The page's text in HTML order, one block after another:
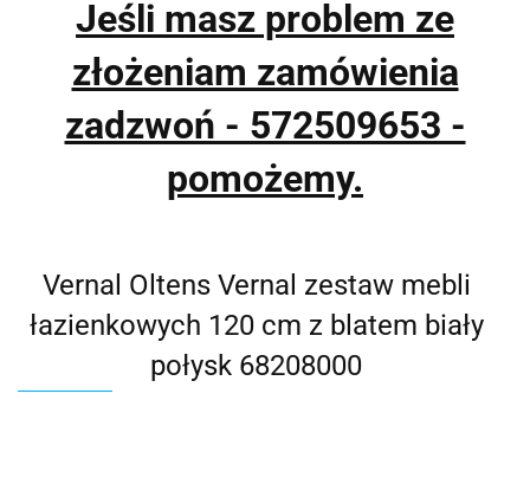
Jeśli masz problem ze
złożeniam zamówienia
zadzwoń - 572509653 -
pomożemy.
Vernal Oltens Vernal zestaw mebli
łazienkowych 120 cm z blatem biały
połysk 68208000